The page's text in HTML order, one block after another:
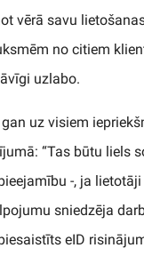
vērā savu
no citiem
uzlabo.
uz visiem
“Tas būtu liels
-, ja
sniedzēja
eID